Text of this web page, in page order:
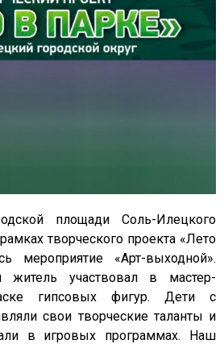
площади Соль-Илецкого
творческого проекта «Лето
мероприятие «Арт-выходной».
участвовал в мастер-
гипсовых фигур. Дети с
свои творческие таланты и
в игровых программах. Наш